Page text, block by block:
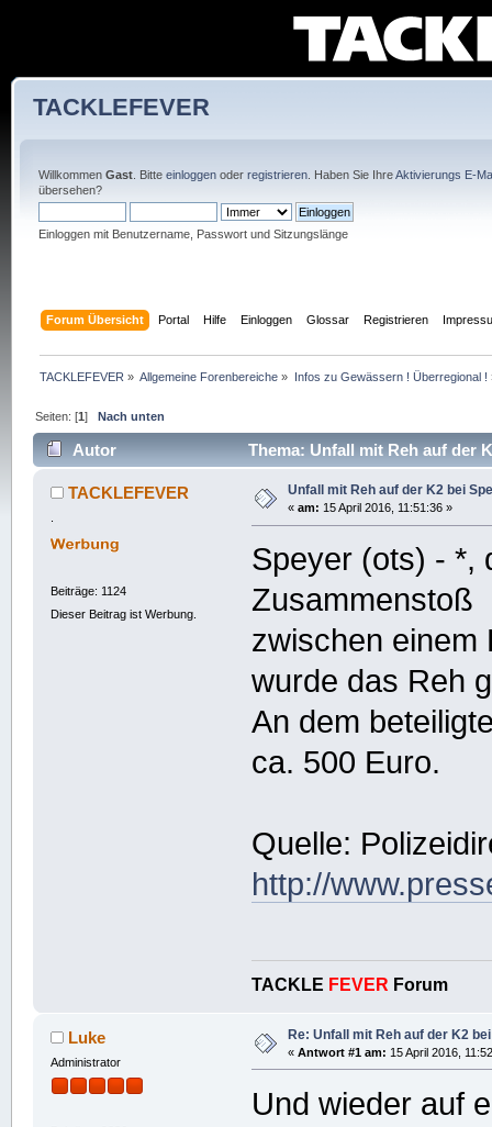
TACKLEFEVER
Willkommen Gast. Bitte einloggenoder registrieren. Haben Sie IhreAktivierungs E-
übersehen?
Einloggen mit Benutzername, Passwort und Sitzungslänge
Forum Übersicht Portal Hilfe Einloggen Glossar Registrieren
TACKLEFEVER » Allgemeine Forenbereiche » Infos zu Gewässern ! Überregional !
Seiten: [1]Nach unten
Autor Thema: Unfall mit Reh auf der
TACKLEFEVER
Beiträge: 1124
Dieser Beitrag ist Werbung.
Unfall mit Reh auf der K2 bei
« am: 15 April 2016, 11:51:36 »
Speyer (ots) - *,
Zusammenstoß
zwischen einem
wurde das Reh
An dem
ca. 500 Euro.
Quelle:
http://
TACKLE FEVER Forum
Luke
Administrator
Re: Unfall mit Reh auf der K2
« Antwort #1 am: 15 April 2016,
Und wieder auf